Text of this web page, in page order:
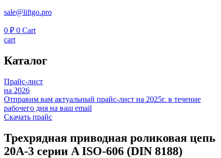
sale@liftgo.pro
0 ₽ 0 Cart
cart
Каталог
Прайс-лист
на 2026
Отправим вам актуальный прайс-лист на 2025г. в течение
рабочего дня на ваш email
Скачать прайс
Трехрядная приводная роликовая цепь
20A-3 серии A ISO-606 (DIN 8188)